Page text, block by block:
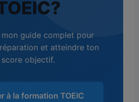
guide complet pour
et atteindre ton
score objectif.
à la formation TOEIC